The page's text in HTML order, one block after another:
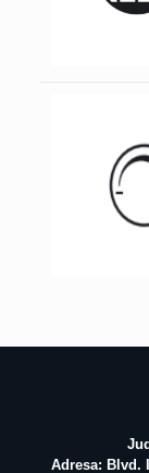
Adresa: Blvd.